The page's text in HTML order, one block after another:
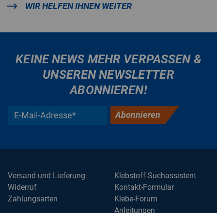
WIR HELFEN IHNEN WEITER
KEINE NEWS MEHR VERPASSEN &
UNSEREN NEWSLETTER
ABONNIEREN!
Abonnieren
Klebstoff-Suchassistent
Kontakt-Formular
Klebe-Forum
Anleitungen
Versand und Lieferung
Widerruf
Zahlungsarten